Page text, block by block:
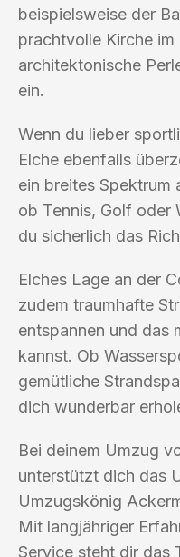
beispielsweise der
prachtvolle Kirche
architektonische
ein.
Wenn du lieber
Elche ebenfalls
ein breites Spektrum
ob Tennis, Golf oder
du sicherlich das
Elches Lage an der
zudem traumhafte
entspannen und das
kannst. Ob
gemütliche
dich wunderbar
Bei deinem Umzug
unterstützt dich das
Umzugskönig
Mit langjähriger
Service steht dir das